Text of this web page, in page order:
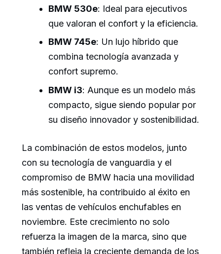
BMW 530e: Ideal para ejecutivos
que valoran el confort y la eficiencia.
BMW 745e: Un lujo híbrido que
combina tecnología avanzada y
confort supremo.
BMW i3: Aunque es un modelo más
compacto, sigue siendo popular por
su diseño innovador y sostenibilidad.
La combinación de estos modelos, junto
con su tecnología de vanguardia y el
compromiso de BMW hacia una movilidad
más sostenible, ha contribuido al éxito en
las ventas de vehículos enchufables en
noviembre. Este crecimiento no solo
refuerza la imagen de la marca, sino que
también refleja la creciente demanda de los